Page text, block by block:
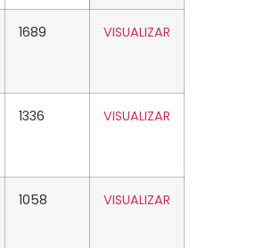
1689 VISUALIZAR
1336 VISUALIZAR
1058 VISUALIZAR